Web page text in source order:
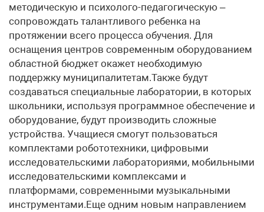
методическую и психолого-педагогическую –
сопровождать талантливого ребенка на
протяжении всего процесса обучения. Для
оснащения центров современным оборудованием
областной бюджет окажет необходимую
поддержку муниципалитетам.Также будут
создаваться специальные лаборатории, в которых
школьники, используя программное обеспечение и
оборудование, будут производить сложные
устройства. Учащиеся смогут пользоваться
комплектами робототехники, цифровыми
исследовательскими лабораториями, мобильными
исследовательскими комплексами и
платформами, современными музыкальными
инструментами.Еще одним новым направлением